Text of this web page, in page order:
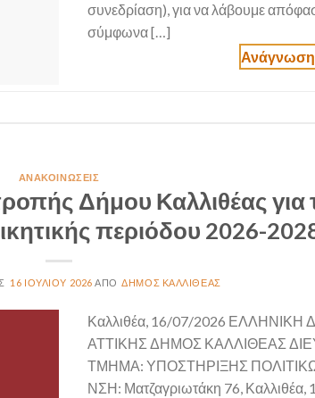
συνεδρίαση), για να λάβουμε
σύμφωνα […]
ΑΝΑΚΟΙΝΏΣΕΙΣ
Δήμου Καλλιθέας για
περιόδου 2026-
16 ΙΟΥΛΊΟΥ 2026 ΔΉΜΟΣ ΚΑΛΛΙΘΈΑΣ
Καλλιθέα, 16/07/2026
ΑΤΤΙΚΗΣ ΔΗΜΟΣ ΚΑΛΛΙΘΕΑΣ
ΤΜΗΜΑ: ΥΠΟΣΤΗΡΙΞΗΣ
ΝΣΗ: Ματζαγριωτάκη 76, Καλλιθέα,